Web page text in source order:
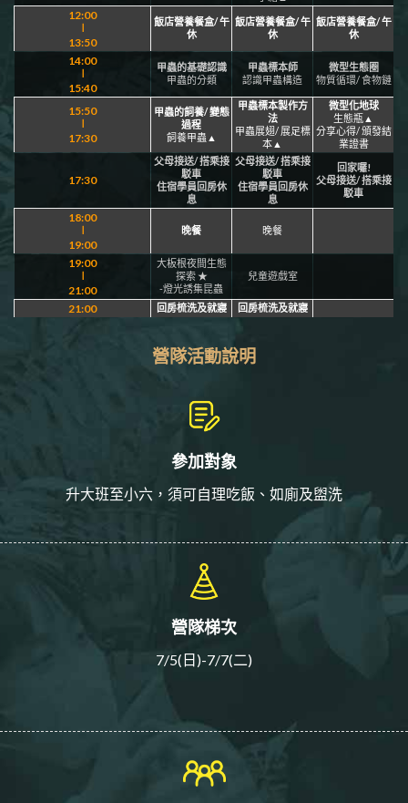
12:00
∣
13:50
飯店營養餐盒/ 午
休
飯店營養餐盒/ 午
休
飯店營養餐盒/ 午
休
14:00
∣
15:40
甲蟲的基礎認識
甲蟲的分類
甲蟲標本師
認識甲蟲構造
微型生態圈
物質循環/ 食物鏈
15:50
∣
17:30
甲蟲的飼養/ 變態
過程
飼養甲蟲▲
甲蟲標本製作方
法
甲蟲展翅/ 展足標
本▲
微型化地球
生態瓶▲
分享心得/ 頒發結
業證書
17:30
父母接送/ 搭乘接
駁車
住宿學員回房休
息
父母接送/ 搭乘接
駁車
住宿學員回房休
息
回家囉!
父母接送/ 搭乘接
駁車
18:00
∣
19:00
晚餐 晚餐
19:00
∣
21:00
大板根夜間生態
探索 ★
-燈光誘集昆蟲
兒童遊戲室
21:00 回房梳洗及就寢 回房梳洗及就寢
營隊活動說明
參加對象
升大班至小六，須可自理吃飯、如廁及盥洗
營隊梯次
7/5(日)-7/7(二)